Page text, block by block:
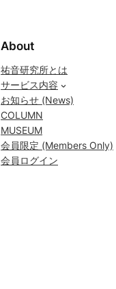
About
祐音研究所とは
サービス内容
お知らせ (News)
COLUMN
MUSEUM
会員限定 (Members Only)
会員ログイン